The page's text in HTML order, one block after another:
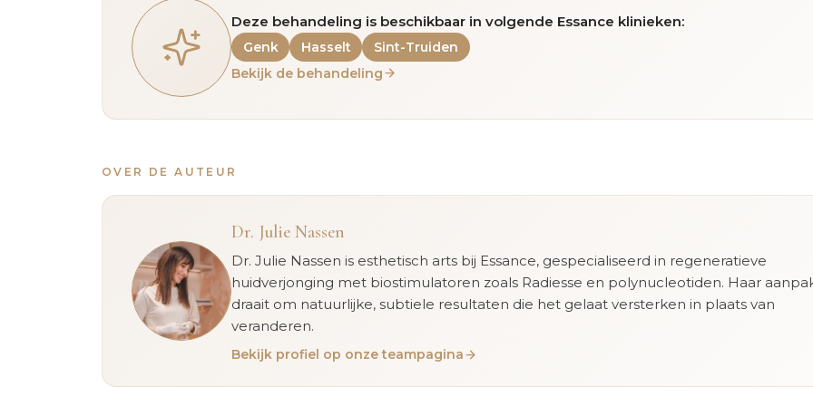
Deze behandeling is beschikbaar in volgende Essance klinieken:
Genk Hasselt
Sint-Truiden
Bekijk de behandeling
OVER DE AUTEUR
Dr. Julie Nassen
Dr. Julie Nassen is esthetisch arts bij Essance, gespecialiseerd in regeneratieve
huidverjonging met biostimulatoren zoals Radiesse en polynucleotiden. Haar
draait om natuurlijke, subtiele resultaten die het gelaat versterken in plaats van
veranderen.
Bekijk profiel op onze teampagina